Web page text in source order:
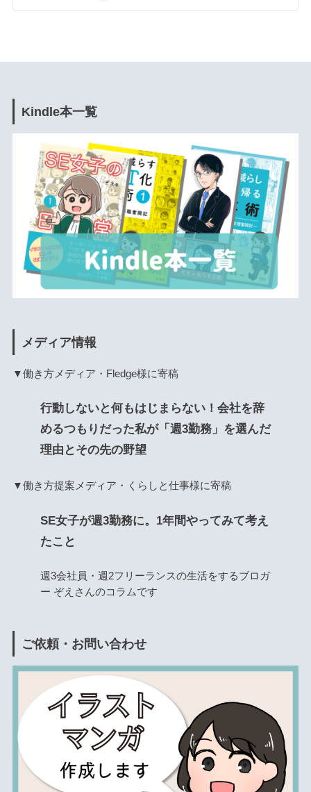
Kindle本一覧
メディア情報
▼働き方メディア・Fledge様に寄稿
行動しないと何もはじまらない！会社を辞
めるつもりだった私が「週3勤務」を選んだ
理由とその先の野望
▼働き方提案メディア・くらしと仕事様に寄稿
SE女子が週3勤務に。1年間やってみて考え
たこと
週3会社員・週2フリーランスの生活をするブロガ
ー ぞえさんのコラムです
ご依頼・お問い合わせ